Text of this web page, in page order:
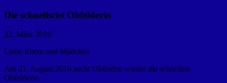
Die schnellscht Obfelderin
22. März 2016
Liebe Eltern und Mädchen
Am 21. August 2016 sucht Obfelden wieder die schnellste
Obfelderin.